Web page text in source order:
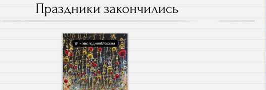
Праздники закончились